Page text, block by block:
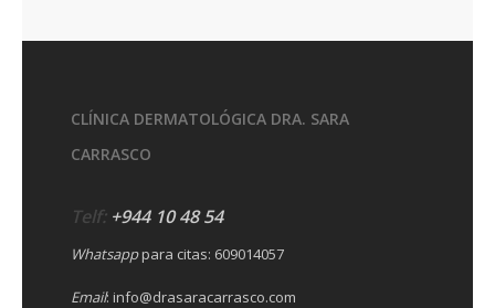
CLÍNICA DERMATOLÓGICA DRA. SARA
CARRASCO
Telf: +944 10 48 54
Whatsapppara citas: 609014057
Email: info@drasaracarrasco.com